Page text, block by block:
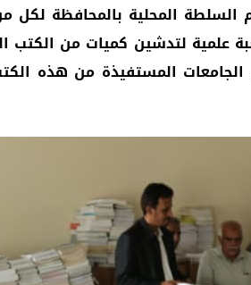
السلطة المحلية بالمحافظة
علمية لتدشين كميات من
المستفيذة من هذه